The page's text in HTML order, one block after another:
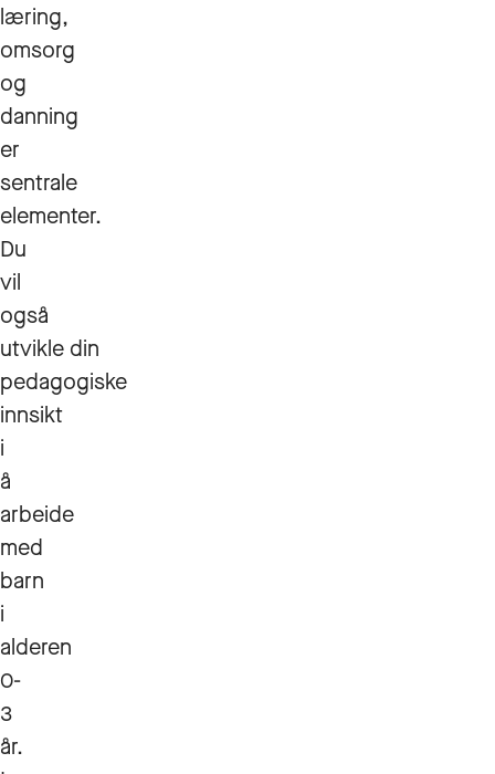
læring,
omsorg
og
danning
er
sentrale
elementer.
Du
vil
også
utvikle din
pedagogiske
innsikt
i
å
arbeide
med
barn
i
alderen
0-
3
år.